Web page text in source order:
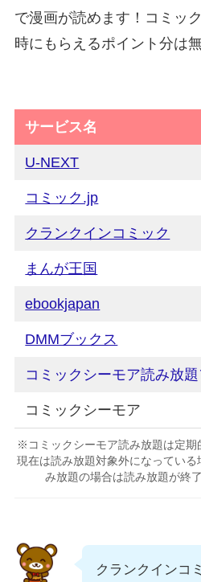
で漫画が読めます！コミッ
時にもらえるポイント分は
サービス名
U-NEXT
コミック.jp
クランクインコミック
まんが王国
ebookjapan
DMMブックス
コミックシーモア読み放
コミックシーモア
※コミックシーモア読み放題は定期
現在は読み放題対象外になってい
み放題の場合は読み放題が終
クランクインコ